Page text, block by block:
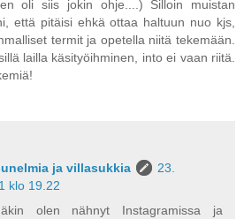
oli siis jokin ohje....) Silloin muistan
että pitäisi ehkä ottaa haltuun nuo kjs,
termit ja opetella niitä tekemään.
lailla käsityöihminen, into ei vaan riitä.
ja villasukkia
23.
klo 19.22
olen nähnyt Instagramissa ja